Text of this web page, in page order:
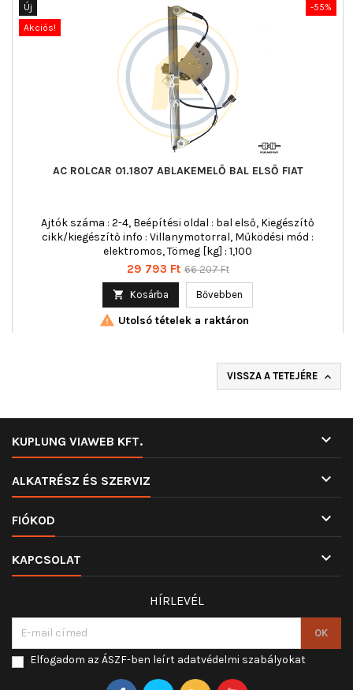
-55%
Új
Akciós!
AC ROLCAR 01.1807 ABLAKEMELŐ BAL ELSŐ FIAT
Ajtók száma : 2-4, Beépítési oldal : bal első, Kiegészítő
cikk/kiegészítő info : Villanymotorral, Működési mód :
elektromos, Tömeg [kg] : 1,100
Ár
29 793 Ft Normál
66 207 Ft
 Kosárba Bővebben
 Utolsó tételek a raktáron
VISSZA A TETEJÉRE 
KUPLUNG VIAWEB KFT. 
ALKATRÉSZ ÉS SZERVIZ 
FIÓKOD 
KAPCSOLAT 
HÍRLEVÉL
Elfogadom az ÁSZF-ben leírt adatvédelmi szabályokat